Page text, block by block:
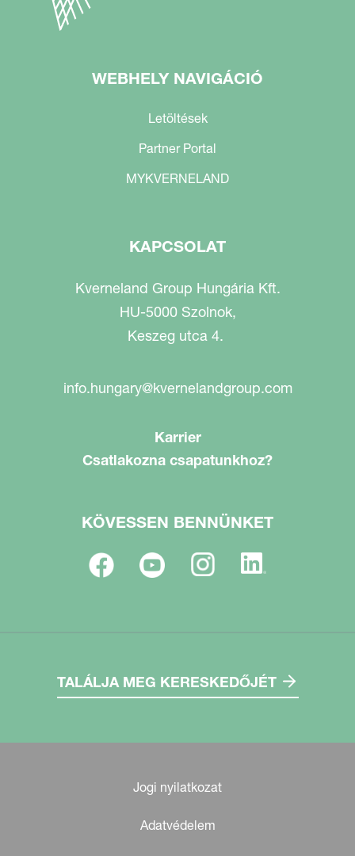
WEBHELY NAVIGÁCIÓ
Letöltések
Partner Portal
MYKVERNELAND
KAPCSOLAT
Kverneland Group Hungária Kft.
HU-5000 Szolnok,
Keszeg utca 4.
info.hungary@kvernelandgroup.com
Karrier
Csatlakozna csapatunkhoz?
KÖVESSEN BENNÜNKET
TALÁLJA MEG KERESKEDŐJÉT
Jogi nyilatkozat
Adatvédelem